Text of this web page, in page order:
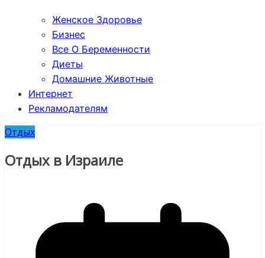
Женское Здоровье
Бизнес
Все О Беременности
Диеты
Домашние Животные
Интернет
Рекламодателям
Отдых
Отдых в Израиле